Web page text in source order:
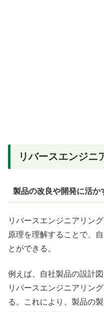
リバースエンジニ
製品の改良や開発に活か
リバースエンジニアリン
原理を理解することで、
とができる。
例えば、自社製品の設計
リバースエンジニアリン
る。これにより、製品の